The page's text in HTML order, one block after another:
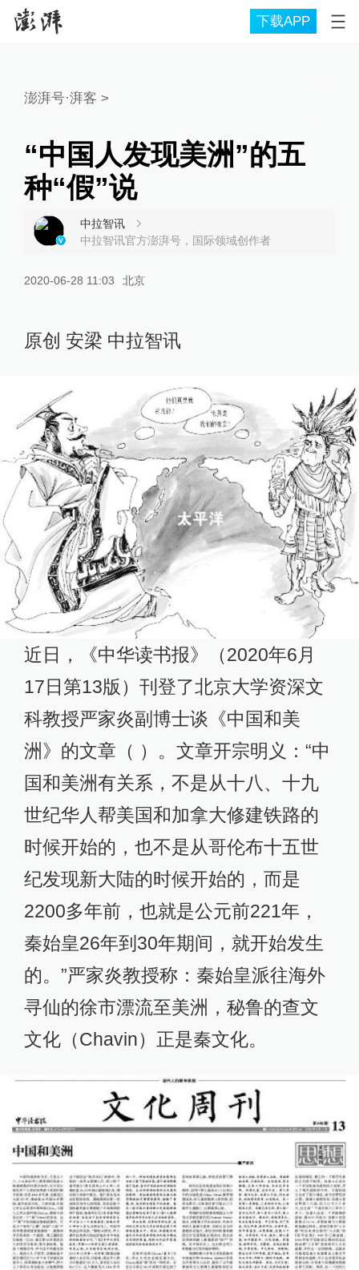
下载APP
澎湃号·湃客 >
“中国人发现美洲”的五
种“假”说
中拉智讯
中拉智讯官方澎湃号，国际领域创作者
2020-06-28 11:03 北京
原创 安梁 中拉智讯
近日，《中华读书报》（2020年6月
17日第13版）刊登了北京大学资深文
科教授严家炎副博士谈《中国和美
洲》的文章（ ）。文章开宗明义：“中
国和美洲有关系，不是从十八、十九
世纪华人帮美国和加拿大修建铁路的
时候开始的，也不是从哥伦布十五世
纪发现新大陆的时候开始的，而是
2200多年前，也就是公元前221年，
秦始皇26年到30年期间，就开始发生
的。”严家炎教授称：秦始皇派往海外
寻仙的徐市漂流至美洲，秘鲁的查文
文化（Chavin）正是秦文化。